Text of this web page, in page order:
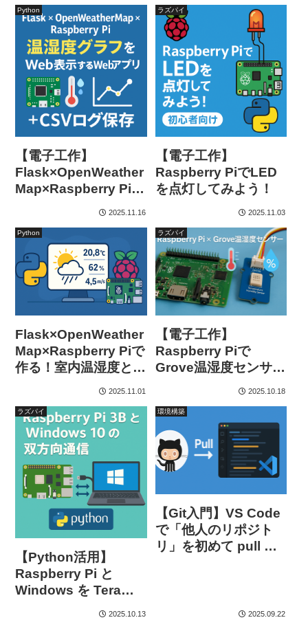
Python
【電子工作】
Flask×OpenWeather
Map×Raspberry Piで
グラフ × CSVログの
Webアプリ
2025.11.16
ラズパイ
【電子工作】
Raspberry PiでLED
を点灯してみよう！
2025.11.03
Python
Flask×OpenWeather
Map×Raspberry Piで
作る！室内温湿度と天
2025.11.01
ラズパイ
【電子工作】
Raspberry Piで
Grove温湿度センサー
2025.10.18
ラズパイ
【Python活用】
Raspberry Pi と
Windows を Tera
2025.10.13
環境構築
【Git入門】VS Code
で「他人のリポジト
リ」を初めて pull す
2025.09.22